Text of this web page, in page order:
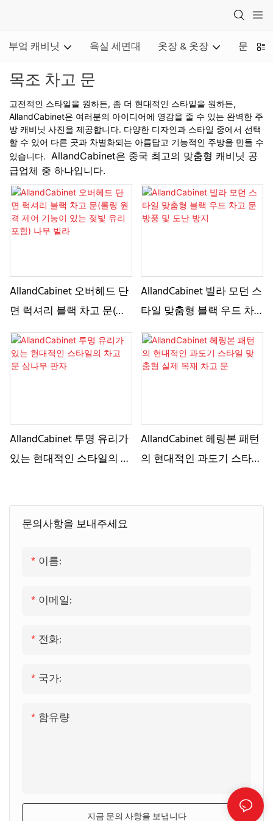
부엌 캐비닛 욕실 세면대 옷장 & 옷장 문
목조 차고 문
고전적인 스타일을 원하든, 좀 더 현대적인 스타일을 원하든,
AllandCabinet은 여러분의 아이디어에 영감을 줄 수 있는 완벽한 주
방 캐비닛 사진을 제공합니다. 다양한 디자인과 스타일 중에서 선택
할 수 있어 다른 곳과 차별화되는 아름답고 기능적인 주방을 만들 수
있습니다. AllandCabinet은 중국 최고의 맞춤형 캐비닛 공
급업체 중 하나입니다.
문의사항을 보내주세요
이름:
이메일:
전화:
국가:
함유량
지금 문의 사항을 보냅니다
AllandCabinet 오버헤드 단
면 럭셔리 블랙 차고 문(롤
링 원격 제어 기능이 있는
젖빛 유리 포함) 나무 빌라
AllandCabinet 빌라 모던 스
타일 맞춤형 블랙 우드 차
고 문 방풍 및 도난 방지
AllandCabinet 투명 유리가
있는 현대적인 스타일의 차
AllandCabinet 헤링본 패턴
의 현대적인 과도기 스타일